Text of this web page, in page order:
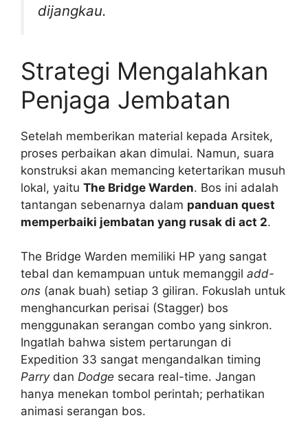
dijangkau.
Strategi Mengalahkan
Penjaga Jembatan
Setelah memberikan material kepada Arsitek,
proses perbaikan akan dimulai. Namun, suara
konstruksi akan memancing ketertarikan musuh
lokal, yaitu The Bridge Warden. Bos ini adalah
tantangan sebenarnya dalam panduan quest
memperbaiki jembatan yang rusak di act 2.
The Bridge Warden memiliki HP yang sangat
tebal dan kemampuan untuk memanggil add-
ons (anak buah) setiap 3 giliran. Fokuslah untuk
menghancurkan perisai (Stagger) bos
menggunakan serangan combo yang sinkron.
Ingatlah bahwa sistem pertarungan di
Expedition 33 sangat mengandalkan timing
Parrydan Dodge secara real-time. Jangan
hanya menekan tombol perintah; perhatikan
animasi serangan bos.